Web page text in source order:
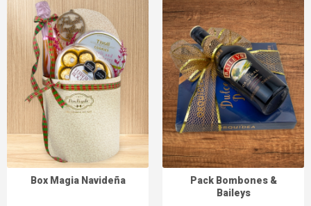
Box Magia Navideña
Pack Bombones &
Baileys